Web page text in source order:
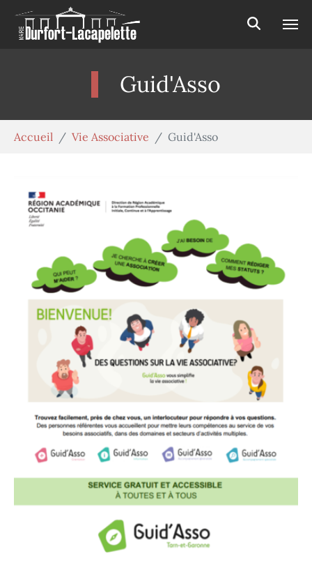
Aller au contenu principal
Guid'Asso
Accueil Vie Associative Guid'Asso
Panneau de gestion des cookies